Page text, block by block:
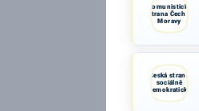
Komunistická
strana Čech a
Moravy
Česká strana
sociálně
demokratická